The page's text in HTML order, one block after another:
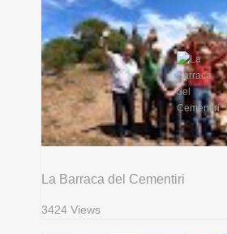
La Barraca del Cementiri
3424 Views